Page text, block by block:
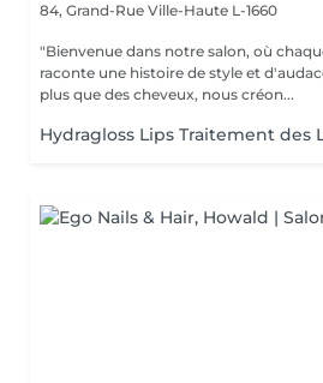
84, Grand-Rue Ville-Haute L-1660
"Bienvenue dans notre salon, où
raconte une histoire de style et
plus que des cheveux, nous créon...
Hydragloss Lips Traitement des